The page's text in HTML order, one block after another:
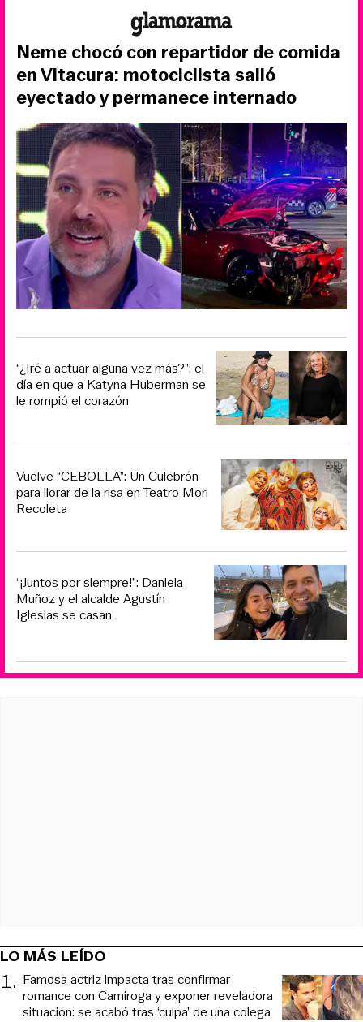
Neme chocó con repartidor de comida
en Vitacura: motociclista salió
eyectado y permanece internado
“¿Iré a actuar alguna vez más?”: el
día en que a Katyna Huberman se
le rompió el corazón
Vuelve “CEBOLLA”: Un Culebrón
para llorar de la risa en Teatro Mori
Recoleta
“¡Juntos por siempre!”: Daniela
Muñoz y el alcalde Agustín
Iglesias se casan
LO MÁS LEÍDO
1. Famosa actriz impacta tras confirmar
romance con Camiroga y exponer reveladora
situación: se acabó tras ‘culpa’ de una colega